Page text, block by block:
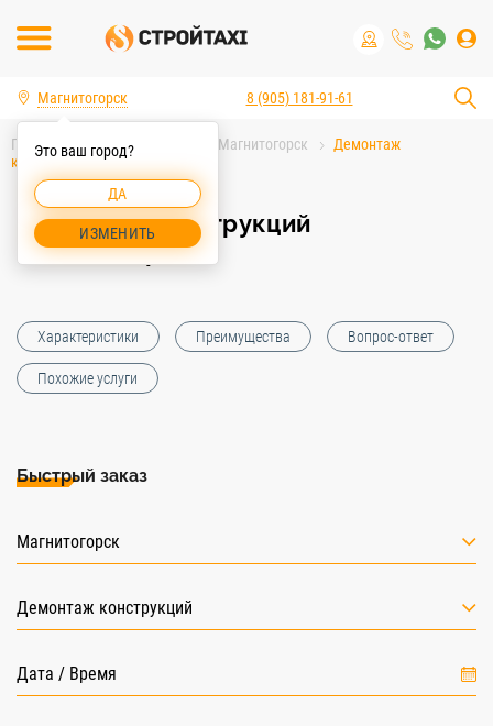
Магнитогорск
Это ваш город?
ДА
ИЗМЕНИТЬ
8 (905) 181-91-61
Главная Услуги спецтехники Магнитогорск
Демонтаж
конструкций Магнитогорск
Демонтаж конструкций
Магнитогорск
Характеристики Преимущества Вопрос-ответ
Похожие услуги
Быстрый заказ
Магнитогорск
Демонтаж конструкций